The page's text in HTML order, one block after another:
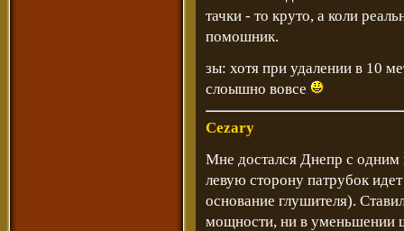
тачки - то круто, а коли
помошник.
зы: хотя при удалении в 10
слоышно вовсе
Cezary
Мне достался Днепр с одним
левую сторону патрубок
основание глушителя).
мощности, ни в уменьшении